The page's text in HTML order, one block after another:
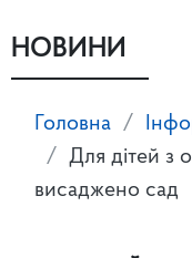
НОВИНИ
Головна
Для дітей з
висаджено сад